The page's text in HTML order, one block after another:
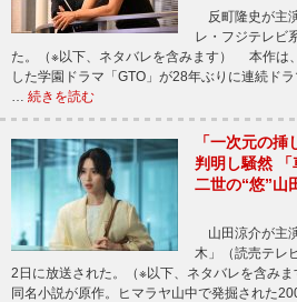
反町隆史が主
レ・フジテレビ
た。（※以下、ネタバレを含みます） 本作は
した学園ドラマ「GTO」が28年ぶりに連続ド
続きを読む
「一次元の
判明し騒然
二世の“悠”山
山田涼介が主
木」（読売テレ
2日に放送された。（※以下、ネタバレを含み
同名小説が原作。ヒマラヤ山中で発掘された